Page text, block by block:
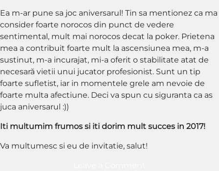
Ea m-ar pune sa joc aniversarul! Tin sa mentionez ca ma
consider foarte norocos din punct de vedere
sentimental, mult mai norocos decat la poker. Prietena
mea a contribuit foarte mult la ascensiunea mea, m-a
sustinut, m-a incurajat, mi-a oferit o stabilitate atat de
necesară vietii unui jucator profesionist. Sunt un tip
foarte sufletist, iar in momentele grele am nevoie de
foarte multa afectiune. Deci va spun cu siguranta ca as
juca aniversarul :))
Iti multumim frumos si iti dorim mult succes in 2017!
Va multumesc si eu de invitatie, salut!